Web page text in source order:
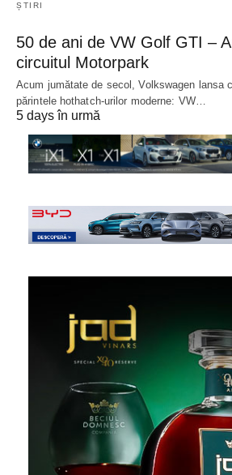
ȘTIRI
50 de ani de VW Golf GTI –
circuitul Motorpark
Acum jumătate de secol, Volkswagen lansa
părintele hothatch-urilor moderne: VW…
5 days în urmă